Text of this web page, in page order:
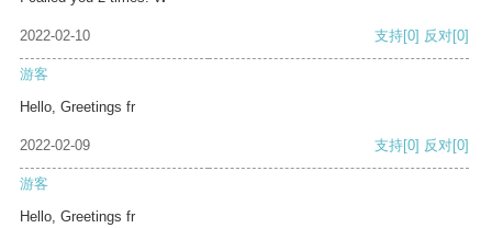
2022-02-10 支持[0] 反对[0]
游客
Hello, Greetings fr
2022-02-09 支持[0] 反对[0]
游客
Hello, Greetings fr